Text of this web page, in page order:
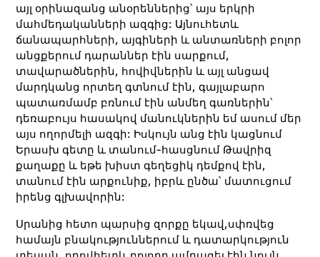
այլ օրինազանց անօրեններից՝ այս երկրի
մահմեդականների ազգից: Այնուհետև
ճանապարհների, այգիների և անտառների բոլոր
անցքերում դարաններ էին սարքում,
տավարածներին, հովիվներին և այլ անցավ
մարդկանց որտեղ գտնում էին, գայլաբարո
պատառմամբ բռնում էին անմեղ գառներին՝
դեռաբույս հասակով մանուկներին եմ ասում մեր
այս ողորմելի ազգի: Իսկույն անց էին կացնում
Երասխ գետը և տանում-հասցնում Թավրիզ
քաղաքը և եթե խիստ գեղեցիկ դեմքով էին,
տանում էին արքունիք, իբրև ընծա՝ մատուցում
իրենց գլխավորին:
Սրանից հետո պարսից զորքը եկավ,սփռվեց
համայն բնակություններում և դատարկություն